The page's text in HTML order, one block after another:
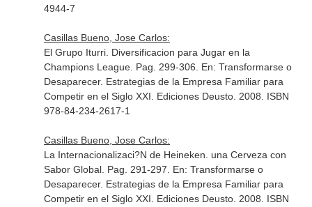
4944-7
Casillas Bueno, Jose Carlos:
El Grupo Iturri. Diversificacion para Jugar en la
Champions League. Pag. 299-306. En: Transformarse o
Desaparecer. Estrategias de la Empresa Familiar para
Competir en el Siglo XXI . Ediciones Deusto. 2008. ISBN
978-84-234-2617-1
Casillas Bueno, Jose Carlos:
La Internacionalizaci?N de Heineken. una Cerveza con
Sabor Global. Pag. 291-297. En: Transformarse o
Desaparecer. Estrategias de la Empresa Familiar para
Competir en el Siglo XXI . Ediciones Deusto. 2008. ISBN